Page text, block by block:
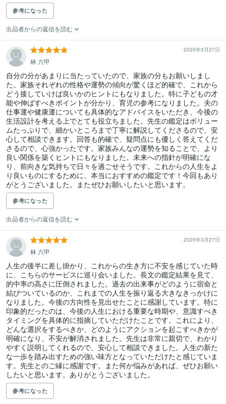
参考になった
出品者からの返信を読む
2025年3月27日
林 六甲
自分の分があまりに当たっていたので、家族の分もお願いしまし
た。家族それぞれの性格や運勢の傾向が驚くほど的確で、これから
どう接していけば良いかのヒントにもなりました。特に子どもの才
能や伸ばすべきポイントが分かり、育児の参考になりました。夫の
仕事運や健康運についても具体的なアドバイスをいただき、今後の
生活設計を考える上でとても役立ちました。先生の鑑定はボリュー
ムたっぷりで、細かいところまで丁寧に解説してくださるので、安
心して相談できます。回答も的確で、疑問点にも優しく答えてくだ
さるので、心強かったです。家族みんなの運勢を知ることで、より
良い関係を築くヒントにもなりました。未来への指針が明確にな
り、前向きな気持ちで日々を過ごせそうです。これからの人生をよ
り良いものにするために、本当におすすめの鑑定です！今回もあり
がとうございました。またぜひお願いしたいと思います。
参考になった
出品者からの返信を読む
2025年3月27日
林 六甲
人生の後半に差し掛かり、これからの生き方に不安を感じていた時
に、こちらのサービスに巡り会いました。長文の鑑定結果を見て、
的中率の高さに圧倒されました。過去の出来事がどのように宿命と
結びついているのか、これまでの人生を振り返る大きなきっかけに
なりました。今後の方向性を見出せたことに感謝しています。特に
印象的だったのは、今後の人生における重要な時期や、意識すべき
タイミングを具体的に指摘していただけたことです。これにより、
どんな選択をするべきか、どのようにアクションを起こすべきかが
明確になり、不安が解消されました。先生は非常に親切で、わかり
やすく説明してくれるので、安心して相談できました。人生の新た
な一歩を踏み出すための強い味方となっていただけたと感じていま
す。先生とのご縁に感謝です。また何か悩みがあれば、ぜひお願い
したいと思います。ありがとうございました。
参考になった